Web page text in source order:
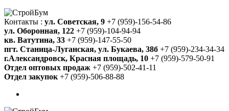
Контакты : ул. Советская, 9 +7 (959)-156-54-86
ул. Оборонная, 122 +7 (959)-104-94-94
кв. Ватутина, 33 +7 (959)-147-55-50
пгт. Станица-Луганская, ул. Букаева, 38б +7 (959)-234-34-34
г.Александровск, Красная площадь, 10 +7 (959)-579-50-91
Отдел оптовых продаж +7 (959)-502-41-11
Отдел закупок +7 (959)-506-88-88